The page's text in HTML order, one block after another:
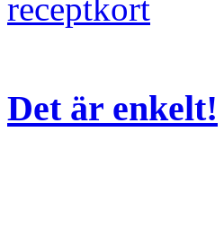
Det är enkelt!